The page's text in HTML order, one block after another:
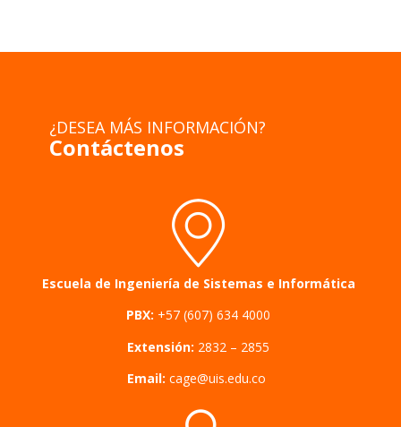
¿DESEA MÁS INFORMACIÓN?
Contáctenos
Escuela de Ingeniería de Sistemas e Informática
PBX: +57 (607) 634 4000
Extensión: 2832 – 2855
Email: cage@uis.edu.co